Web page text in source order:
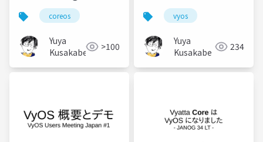
Creating images for
NIFTY Cloud
coreos
Yuya
Kusakabe
>100
vyos
Yuya
Kusakabe
234